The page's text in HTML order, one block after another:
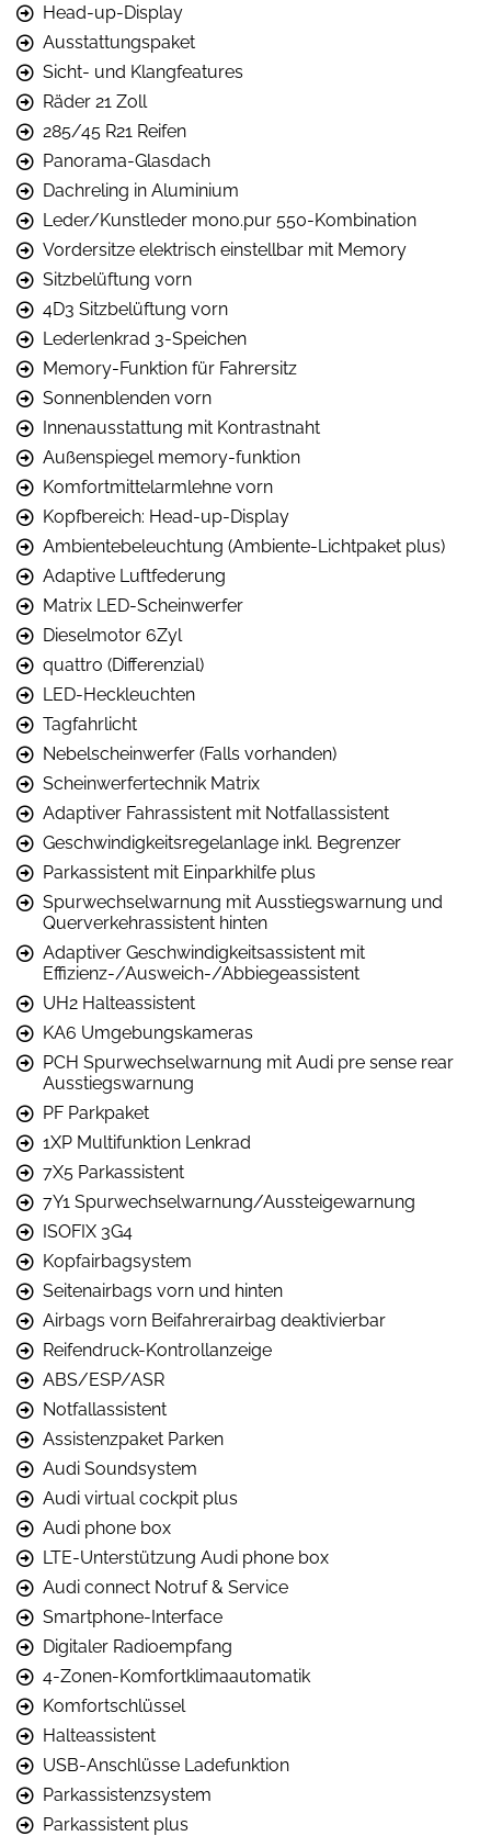
Head-up-Display
Ausstattungspaket
Sicht- und Klangfeatures
Räder 21 Zoll
285/45 R21 Reifen
Panorama-Glasdach
Dachreling in Aluminium
Leder/Kunstleder mono.pur 550-Kombination
Vordersitze elektrisch einstellbar mit Memory
Sitzbelüftung vorn
4D3 Sitzbelüftung vorn
Lederlenkrad 3-Speichen
Memory-Funktion für Fahrersitz
Sonnenblenden vorn
Innenausstattung mit Kontrastnaht
Außenspiegel memory-funktion
Komfortmittelarmlehne vorn
Kopfbereich: Head-up-Display
Ambientebeleuchtung (Ambiente-Lichtpaket plus)
Adaptive Luftfederung
Matrix LED-Scheinwerfer
Dieselmotor 6Zyl
quattro (Differenzial)
LED-Heckleuchten
Tagfahrlicht
Nebelscheinwerfer (Falls vorhanden)
Scheinwerfertechnik Matrix
Adaptiver Fahrassistent mit Notfallassistent
Geschwindigkeitsregelanlage inkl. Begrenzer
Parkassistent mit Einparkhilfe plus
Spurwechselwarnung mit Ausstiegswarnung und
Querverkehrassistent hinten
Adaptiver Geschwindigkeitsassistent mit
Effizienz-/Ausweich-/Abbiegeassistent
UH2 Halteassistent
KA6 Umgebungskameras
PCH Spurwechselwarnung mit Audi pre sense rear
Ausstiegswarnung
PF Parkpaket
1XP Multifunktion Lenkrad
7X5 Parkassistent
7Y1 Spurwechselwarnung/Aussteigewarnung
ISOFIX 3G4
Kopfairbagsystem
Seitenairbags vorn und hinten
Airbags vorn Beifahrerairbag deaktivierbar
Reifendruck-Kontrollanzeige
ABS/ESP/ASR
Notfallassistent
Assistenzpaket Parken
Audi Soundsystem
Audi virtual cockpit plus
Audi phone box
LTE-Unterstützung Audi phone box
Audi connect Notruf & Service
Smartphone-Interface
Digitaler Radioempfang
4-Zonen-Komfortklimaautomatik
Komfortschlüssel
Halteassistent
USB-Anschlüsse Ladefunktion
Parkassistenzsystem
Parkassistent plus